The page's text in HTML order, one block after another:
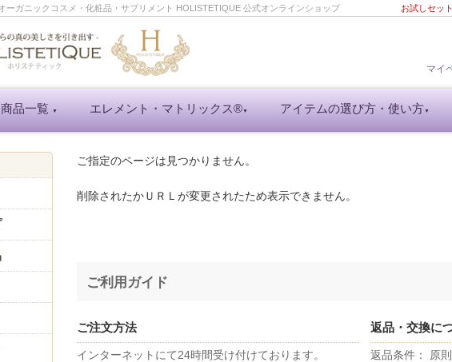
ーガニックコスメ・化粧品・サプリメント HOLISTETIQUE 公式オンラインショップ お試しセッ
マイ
商品一覧 ▼ エレメント・マトリックス®▼ アイテムの選び方・使い方▼
ご指定のページは見つかりません。
削除されたかＵＲＬが変更されたため表示できません。
ご利用ガイド
ご注文方法
インターネットにて24時間受け付けております。
返品・交換に
返品条件： 原